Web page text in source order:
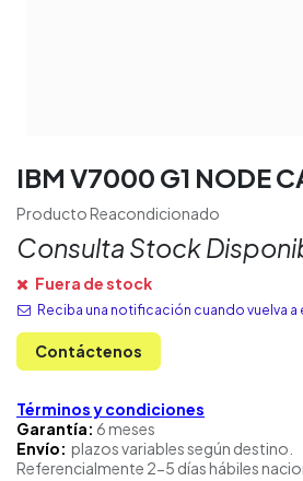
IBM V7000 G1 NODE
Producto Reacondicionado
Consulta Stock
Fuera de stock
Reciba una notificación cuando vuelva
Contáctenos
Términos y condiciones
Garantía: 6 meses
Envío: plazos variables según destino.
Referencialmente 2-5 días hábiles